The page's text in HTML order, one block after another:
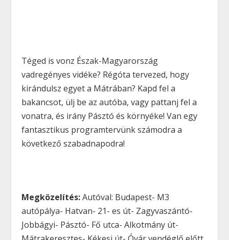
Téged is vonz Észak-Magyarország
vadregényes vidéke? Régóta tervezed, hogy
kirándulsz egyet a Mátrában? Kapd fel a
bakancsot, ülj be az autóba, vagy pattanj fel a
vonatra, és irány Pásztó és környéke! Van egy
fantasztikus programtervünk számodra a
következő szabadnapodra!
Megközelítés:Autóval: Budapest- M3
autópálya- Hatvan- 21- es út- Zagyvaszántó-
Jobbágyi- Pásztó- Fő utca- Alkotmány út-